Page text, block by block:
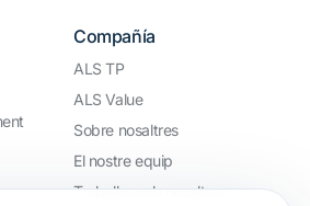
Compañía
ALS TP
ALS Value
Sobre nosaltres
El nostre equip
Treballa amb nosaltres